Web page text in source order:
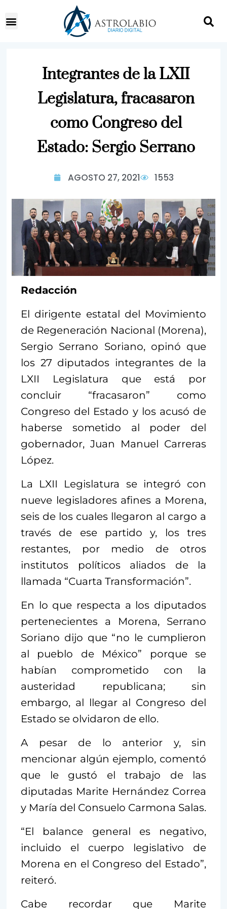
Integrantes de la LXII
Legislatura, fracasaron
como Congreso del
Estado: Sergio Serrano
AGOSTO 27, 2021 1553
Redacción
El dirigente estatal del Movimiento
de Regeneración Nacional (Morena),
Sergio Serrano Soriano, opinó que
los 27 diputados integrantes de la
LXII Legislatura que está por
concluir “fracasaron” como
Congreso del Estado y los acusó de
haberse sometido al poder del
gobernador, Juan Manuel Carreras
López.
La LXII Legislatura se integró con
nueve legisladores afines a Morena,
seis de los cuales llegaron al cargo a
través de ese partido y, los tres
restantes, por medio de otros
institutos políticos aliados de la
llamada “Cuarta Transformación”.
En lo que respecta a los diputados
pertenecientes a Morena, Serrano
Soriano dijo que “no le cumplieron
al pueblo de México” porque se
habían comprometido con la
austeridad republicana; sin
embargo, al llegar al Congreso del
Estado se olvidaron de ello.
A pesar de lo anterior y, sin
mencionar algún ejemplo, comentó
que le gustó el trabajo de las
diputadas Marite Hernández Correa
y María del Consuelo Carmona Salas.
“El balance general es negativo,
incluido el cuerpo legislativo de
Morena en el Congreso del Estado”,
reiteró.
Cabe recordar que Marite